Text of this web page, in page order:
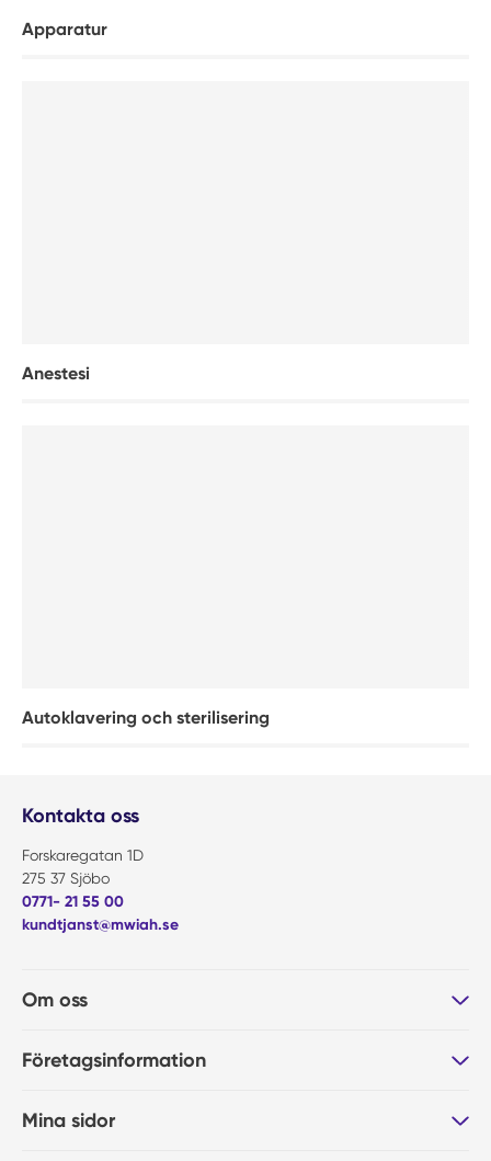
Apparatur
Anestesi
Autoklavering och sterilisering
Kontakta oss
Forskaregatan 1D
275 37 Sjöbo
0771- 21 55 00
kundtjanst@mwiah.se
Om oss
Företagsinformation
Mina sidor